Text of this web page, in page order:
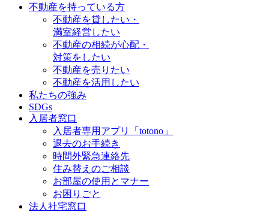
不動産を持っている方
不動産を貸したい・
満室経営したい
不動産の相続が心配・
対策をしたい
不動産を売りたい
不動産を活用したい
私たちの強み
SDGs
入居者窓口
入居者専用アプリ「totono」
退去のお手続き
時間外緊急連絡先
住み替えのご相談
お部屋の使用とマナー
お困りごと
法人社宅窓口